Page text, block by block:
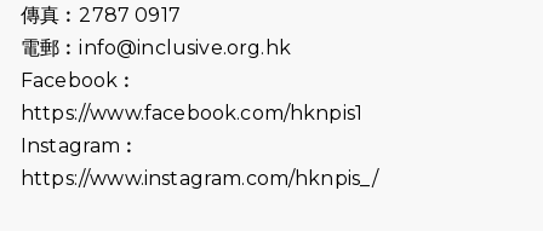
2026-06-25
（19:00開始）
2026-06-18
猛龍長跑隊恆常練習 - 6月18日
2026-06-11
猛龍長跑隊恆常練習 - 6月11日（19:00
傳真︰2787 0917
電郵︰info@inclusive.org.hk
Facebook︰
https://www.facebook.com/hknpis1
Instagram︰
https://www.instagram.com/hknpis_/